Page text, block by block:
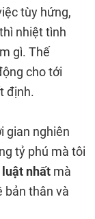
tùy hứng,
nhiệt tình
gì. Thế
cho tới
định.
gian nghiên
tỷ phú mà tôi
nhất mà
bản thân và